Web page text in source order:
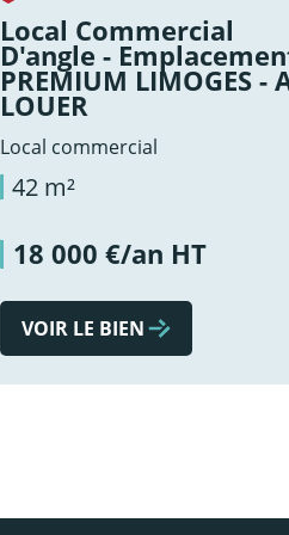
Local Commercial
D'angle -
PREMIUM LIMOGES -
LOUER
Local commercial
42 m²
18 000 €/an HT
VOIR LE BIEN